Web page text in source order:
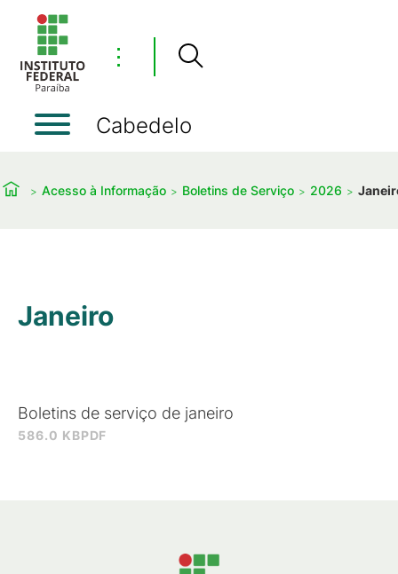
⋮
Cabedelo
Acesso à Informação Boletins de Serviço 2026
Janeiro
586.0 KBPDF
Boletins de serviço de janeiro